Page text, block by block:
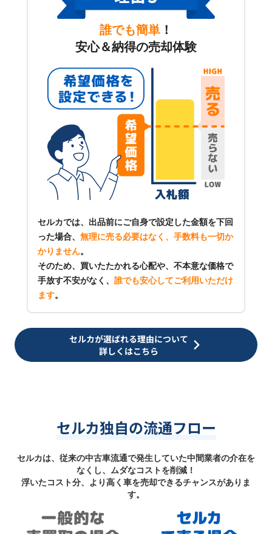
誰でも簡単 ！
安心＆納得の売却体験
セルカでは、出品前にご自身で設定した金額を下回
った場合、 無理に売る必要はなく、手数料も一切か
かりません。
そのため、買いたたかれる心配や、不本意な価格で
手放す不安がなく、 誰でも安心してご利用いただけ
ます。
セルカが選ばれる理由について
詳しくはこちら
セルカ独自の流通フロー
セルカは、従来の中古車流通で発生していた中間業者の介在を
なくし、ムダなコストを削減！
浮いたコスト分、より高く車を売却できるチャンスがありま
す。